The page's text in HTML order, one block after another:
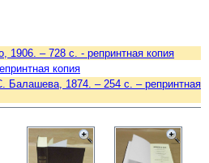
1906. – 728 с. - репринтная копия
копия
Балашева, 1874. – 254 c. – репринтная